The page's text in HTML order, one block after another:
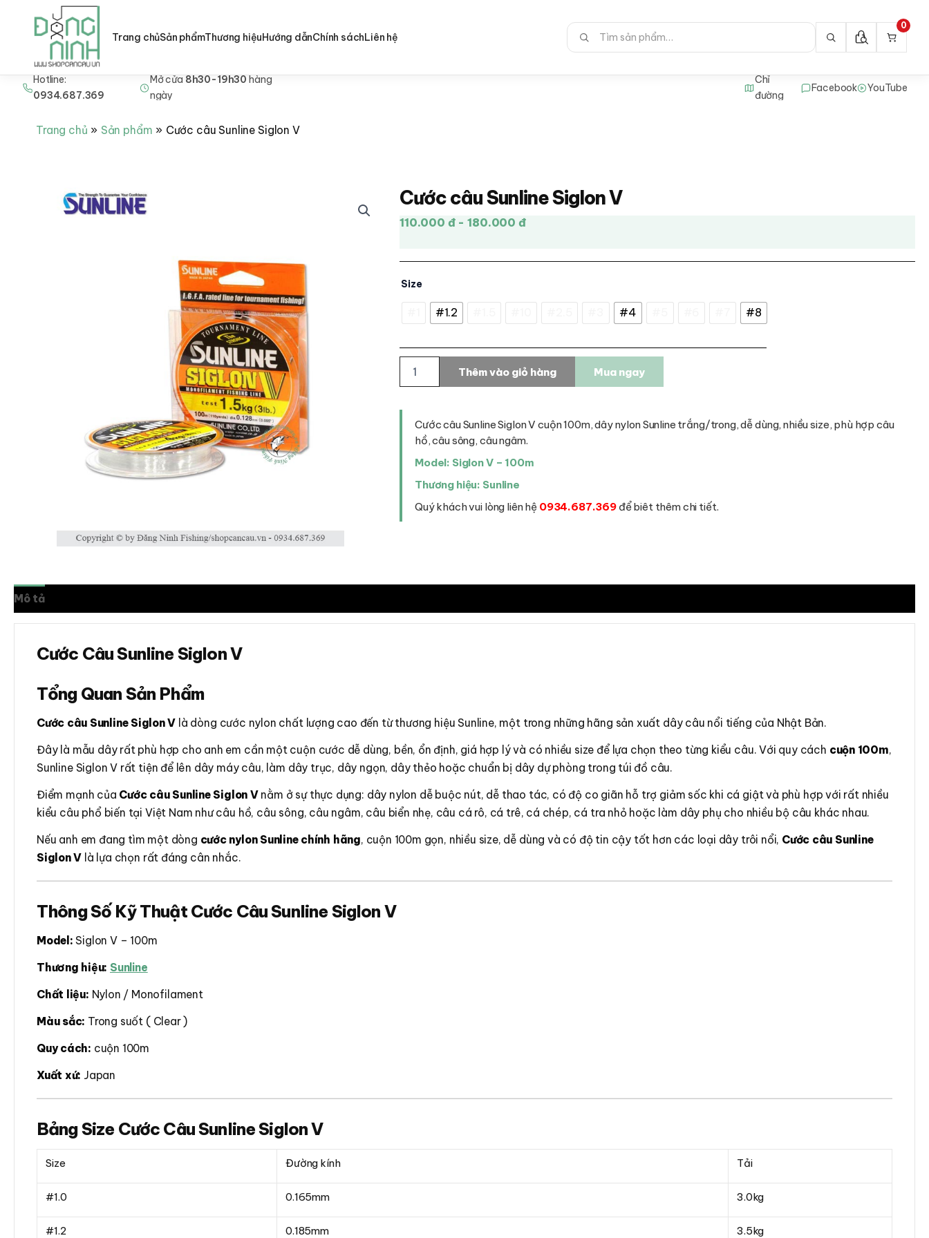
Nhảy Hotline:
0934.687.369
Mở cửa8h30-19h30hàng
ngày
Chỉ
đường
Facebook YouTube
Trang chủSản phẩmThương hiệuHướng dẫnChính sáchLiên hệ
Tìm
kiếm:
0
Trang chủ Sản phẩm Cước câu Sunline Siglon V
Cước câu Sunline Siglon V
110.000 đ - 180.000 đ
Size
#1.2 #4 #8
câu
Sunline
lượng
Thêm vào giỏ hàng Mua ngay
Cước câu Sunline Siglon V cuộn 100m, dây nylon Sunline trắng/trong, dễ dùng, nhiều size, phù hợp câu
hồ, câu sông, câu ngâm.
Model: Siglon V – 100m
Thương hiệu: Sunline
Quý khách vui lòng liên hệ 0934.687.369để biêt thêm chi tiết.
Mô tả
Cước Câu Sunline Siglon V
Tổng Quan Sản Phẩm
Cước câu Sunline Siglon V là dòng cước nylon chất lượng cao đến từ thương hiệu Sunline, một trong những hãng sản xuất dây câu nổi tiếng của Nhật Bản.
Đây là mẫu dây rất phù hợp cho anh em cần một cuộn cước dễ dùng, bền, ổn định, giá hợp lý và có nhiều size để lựa chọn theo từng kiểu câu. Với quy cách cuộn 100m,
Sunline Siglon V rất tiện để lên dây máy câu, làm dây trục, dây ngọn, dây thẻo hoặc chuẩn bị dây dự phòng trong túi đồ câu.
Điểm mạnh của Cước câu Sunline Siglon Vnằm ở sự thực dụng: dây nylon dễ buộc nút, dễ thao tác, có độ co giãn hỗ trợ giảm sốc khi cá giật và phù hợp với rất nhiều
kiểu câu phổ biến tại Việt Nam như câu hồ, câu sông, câu ngâm, câu biển nhẹ, câu cá rô, cá trê, cá chép, cá tra nhỏ hoặc làm dây phụ cho nhiều bộ câu khác nhau.
Nếu anh em đang tìm một dòng cước nylon Sunline chính hãng, cuộn 100m gọn, nhiều size, dễ dùng và có độ tin cậy tốt hơn các loại dây trôi nổi, Cước câu Sunline
Siglon V là lựa chọn rất đáng cân nhắc.
Thông Số Kỹ Thuật Cước Câu Sunline Siglon V
Model: Siglon V – 100m
Thương hiệu: Sunline
Chất liệu: Nylon / Monofilament
Màu sắc: Trong suốt ( Clear )
Quy cách: cuộn 100m
Xuất xứ: Japan
Bảng Size Cước Câu Sunline Siglon V
Size Đường kính Tải
#1.0 0.165mm 3.0kg
#1.2 0.185mm 3.5kg